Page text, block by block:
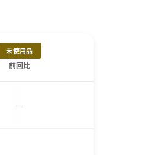
未使用品
前回比
－